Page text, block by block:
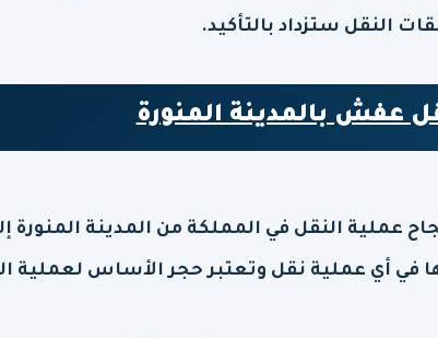
النقل ستزداد بالتأكيد.
عفش بالمدينة المنورة
النقل في المملكة من المدينة المنورة
في أي عملية نقل وتعتبر حجر الأساس لعملية